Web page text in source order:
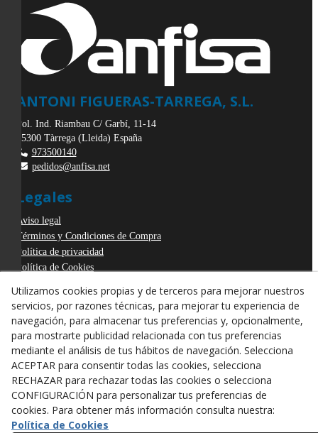
ANTONI FIGUERAS-TARREGA, S.L.
Pol. Ind. Riambau C/ Garbí, 11-14
25300 Tàrrega (Lleida) España
973500140
pedidos@anfisa.net
Legales
Aviso legal
Términos y Condiciones de Compra
Política de privacidad
Política de Cookies
Derecho de desistimiento
Utilizamos cookies propias y de terceros para mejorar nuestros
servicios, por razones técnicas, para mejorar tu experiencia de
navegación, para almacenar tus preferencias y, opcionalmente,
para mostrarte publicidad relacionada con tus preferencias
mediante el análisis de tus hábitos de navegación. Selecciona
ACEPTAR para consentir todas las cookies, selecciona
RECHAZAR para rechazar todas las cookies o selecciona
CONFIGURACIÓN para personalizar tus preferencias de
cookies. Para obtener más información consulta nuestra:
Política de Cookies